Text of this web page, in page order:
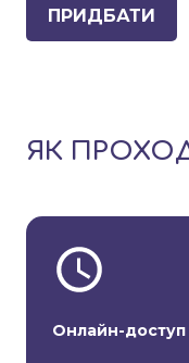
ПРИДБАТИ
ЯК
Онлайн-